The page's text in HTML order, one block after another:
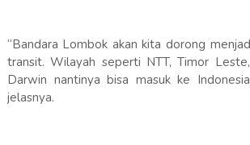
“Bandara Lombok akan kita dorong
transit. Wilayah seperti NTT, Timor
Darwin nantinya bisa masuk ke
jelasnya.